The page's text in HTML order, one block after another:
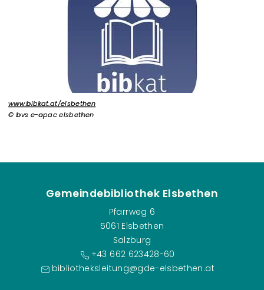
www.bibkat.at/elsbethen
bvs e-opac elsbethen
Gemeindebibliothek Elsbethen
Pfarrweg 6
5061 Elsbethen
Salzburg
+43 662 623428-60
bibliotheksleitung@gde-elsbethen.at